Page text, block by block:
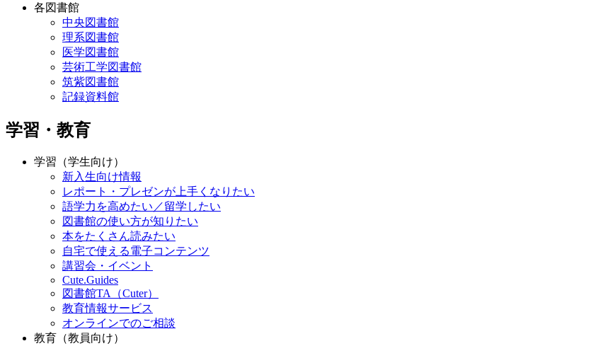
各図書館
中央図書館
理系図書館
医学図書館
芸術工学図書館
筑紫図書館
記録資料館
学習・教育
学習（学生向け）
新入生向け情報
レポート・プレゼンが上手くなりたい
語学力を高めたい／留学したい
図書館の使い方が知りたい
本をたくさん読みたい
自宅で使える電子コンテンツ
講習会・イベント
Cute.Guides
図書館TA（Cuter）
教育情報サービス
オンラインでのご相談
教育（教員向け）